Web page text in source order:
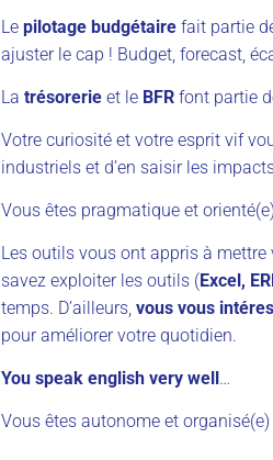
Le pilotage budgétaire fait partie
ajuster le cap ! Budget, forecast,
La trésorerie et le BFR font partie
Votre curiosité et votre esprit vif
industriels et d’en saisir les
Vous êtes pragmatique et
Les outils vous ont appris à
savez exploiter les outils (Excel,
temps. D’ailleurs, vous vous
pour améliorer votre quotidien.
You speak english very well…
Vous êtes autonome et